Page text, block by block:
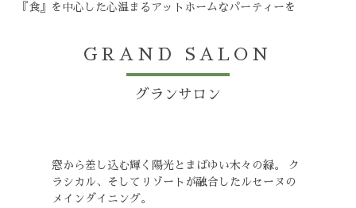
『食』を中心した心温まるアットホームなパーティーを
GRAND SALON
グランサロン
窓から差し込む輝く陽光とまばゆい木々の緑。 ク
ラシカル、そしてリゾートが融合したルセーヌの
メインダイニング。